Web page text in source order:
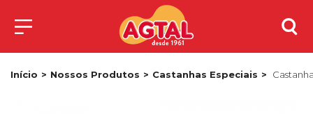
Início Nossos Produtos Castanhas Especiais